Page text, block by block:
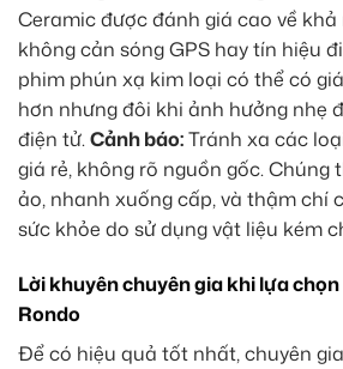
Ceramic được đánh giá cao về
không cản sóng GPS hay tín hiệu
phim phún xạ kim loại có thể có
hơn nhưng đôi khi ảnh hưởng nhẹ
điện tử.Cảnh báo:Tránh xa các
giá rẻ, không rõ nguồn gốc. Chúng
ảo, nhanh xuống cấp, và thậm chí
sức khỏe do sử dụng vật liệu kém
Lời khuyên chuyên gia khi lựa
Rondo
Để có hiệu quả tốt nhất, chuyên